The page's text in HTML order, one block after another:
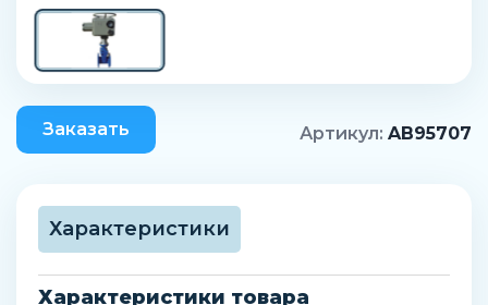
Заказать Артикул: AB95707
Характеристики
Характеристики товара